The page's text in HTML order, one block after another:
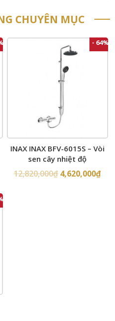
CHUYÊN MỤC
- 64%
INAX INAX BFV-6015S – Vòi
sen cây nhiệt độ
12,820,000₫ 4,620,000₫